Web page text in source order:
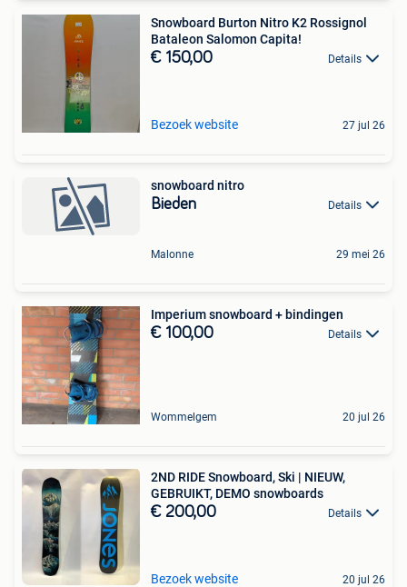
Snowboard Burton Nitro K2 Rossignol
Bataleon Salomon Capita!
€ 150,00 Details
Bezoek website 27 jul 26
snowboard nitro
Bieden Details
Malonne 29 mei 26
Imperium snowboard + bindingen
€ 100,00 Details
Wommelgem 20 jul 26
2ND RIDE Snowboard, Ski | NIEUW,
GEBRUIKT, DEMO snowboards
€ 200,00 Details
Bezoek website 20 jul 26